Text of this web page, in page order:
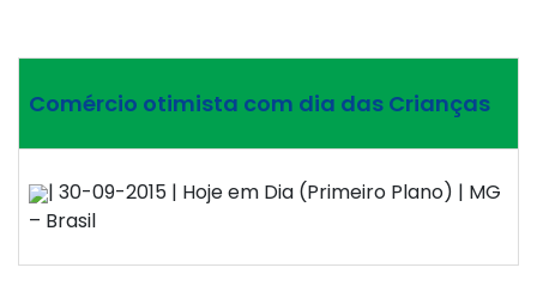
Comércio otimista com dia das Crianças
| 30-09-2015 | Hoje em Dia (Primeiro Plano) | MG
– Brasil